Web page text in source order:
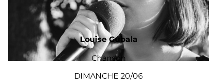
Louise Gubala
Chanson
DIMANCHE 20/06